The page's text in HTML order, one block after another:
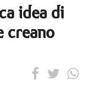
idea di
creano